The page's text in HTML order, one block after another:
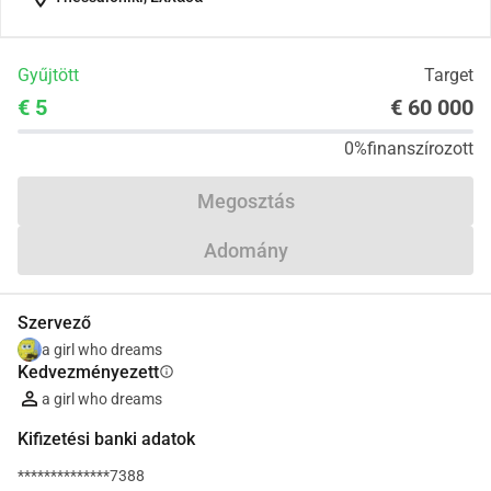
Gyűjtött Target
€ 5 € 60 000
0%finanszírozott
Megosztás
Adomány
Szervező
a girl who dreams
Kedvezményezettinfo
a girl who dreams
Kifizetési banki adatok
**************7388